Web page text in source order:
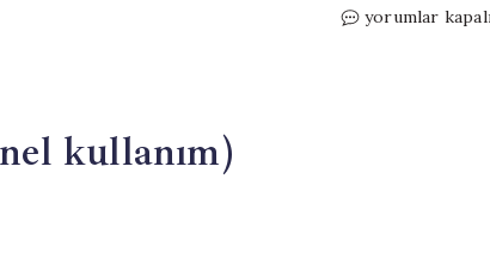
10.000
yorumlar
kullanım)